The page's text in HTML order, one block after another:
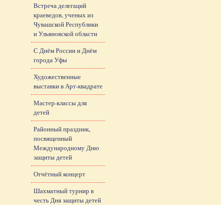
Встреча делегаций
краеведов, ученых из
Чувашской Республики
и Ульяновской области
С Днём России и Днём
города Уфы
Художественные
выставки в Арт-квадрате
Мастер-классы для
детей
Районный праздник,
посвященный
Международному Дню
защиты детей
Отчётный концерт
Шахматный турнир в
честь Дня защиты детей